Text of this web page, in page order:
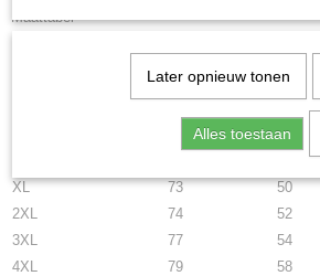
Maattabel
Lengte Schouders
42
XL
73 50
2XL
74 52
3XL
77 54
4XL
79 58
Later opnieuw tonen
Alles toestaan